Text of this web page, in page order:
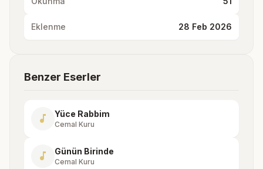
Eklenme 28 Feb 2026
Benzer Eserler
music_note Yüce Rabbim
Cemal Kuru
music_note Günün Birinde
Cemal Kuru